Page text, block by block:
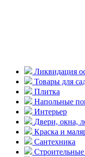
Ликвидация
Товары для
Плитка
Напольные
Интерьер
Двери, окна,
Краска и
Сантехника